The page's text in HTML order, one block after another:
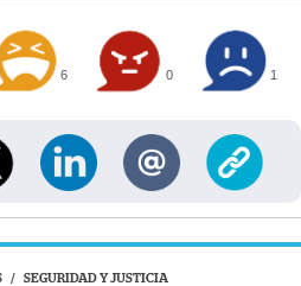
6 0 1
/ SEGURIDAD Y JUSTICIA